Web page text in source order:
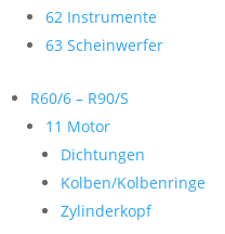
62 Instrumente
63 Scheinwerfer
R60/6 – R90/S
11 Motor
Dichtungen
Kolben/Kolbenringe
Zylinderkopf